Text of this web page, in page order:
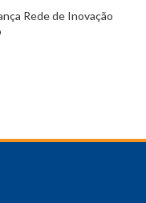
Rede de Inovação